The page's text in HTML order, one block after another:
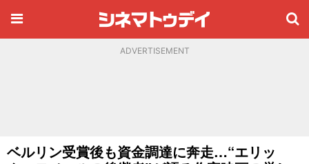
ADVERTISEMENT
ベルリン受賞後も資金調達に奔走…“エリッ